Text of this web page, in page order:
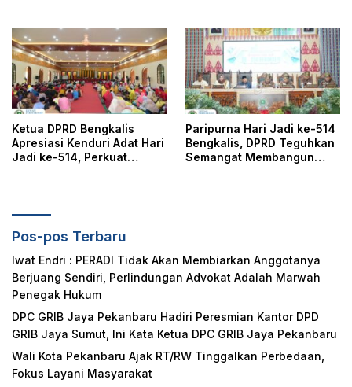
dan Edukasi Kepada
Masyarakat
Ketua DPRD Bengkalis
Apresiasi Kenduri Adat Hari
Jadi ke-514, Perkuat
Paripurna Hari Jadi ke-514
Bengkalis, DPRD Teguhkan
Semangat Membangun
Pos-pos Terbaru
Iwat Endri : PERADI Tidak Akan Membiarkan Anggotanya
Berjuang Sendiri, Perlindungan Advokat Adalah Marwah
Penegak Hukum
DPC GRIB Jaya Pekanbaru Hadiri Peresmian Kantor DPD
GRIB Jaya Sumut, Ini Kata Ketua DPC GRIB Jaya Pekanbaru
Wali Kota Pekanbaru Ajak RT/RW Tinggalkan Perbedaan,
Fokus Layani Masyarakat